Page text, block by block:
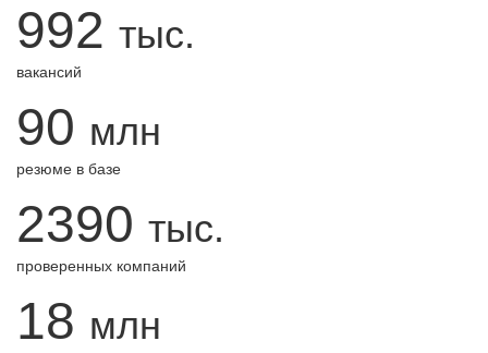
992 тыс.
вакансий
90 млн
резюме в базе
2390 тыс.
проверенных компаний
18 млн